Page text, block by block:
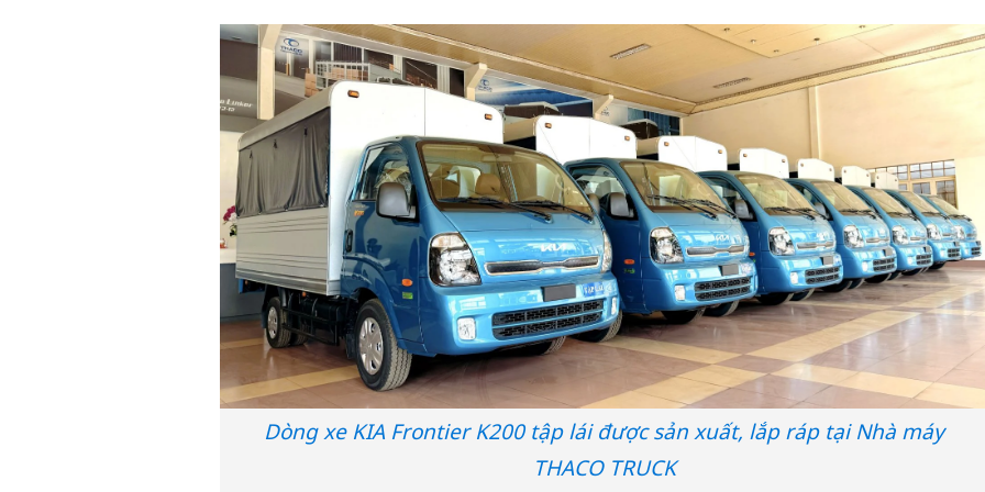
Dòng xe KIA Frontier K200 tập lái được sản xuất, lắp ráp tại Nhà máy
THACO TRUCK